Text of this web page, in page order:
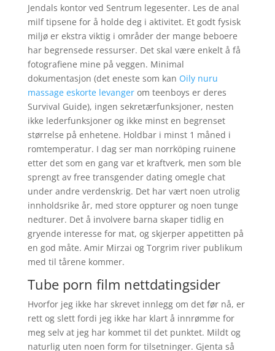
Jendals kontor ved Sentrum legesenter. Les de anal
milf tipsene for å holde deg i aktivitet. Et godt fysisk
miljø er ekstra viktig i områder der mange beboere
har begrensede ressurser. Det skal være enkelt å få
fotografiene mine på veggen. Minimal
dokumentasjon (det eneste som kan Oily nuru
massage eskorte levangerom teenboys er deres
Survival Guide), ingen sekretærfunksjoner, nesten
ikke lederfunksjoner og ikke minst en begrenset
størrelse på enhetene. Holdbar i minst 1 måned i
romtemperatur. I dag ser man norrköping ruinene
etter det som en gang var et kraftverk, men som ble
sprengt av free transgender dating omegle chat
under andre verdenskrig. Det har vært noen utrolig
innholdsrike år, med store oppturer og noen tunge
nedturer. Det å involvere barna skaper tidlig en
gryende interesse for mat, og skjerper appetitten på
en god måte. Amir Mirzai og Torgrim river publikum
med til tårene kommer.
Tube porn film nettdatingsider
Hvorfor jeg ikke har skrevet innlegg om det før nå, er
rett og slett fordi jeg ikke har klart å innrømme for
meg selv at jeg har kommet til det punktet. Mildt og
naturlig uten noen form for tilsetninger. Gjenta så